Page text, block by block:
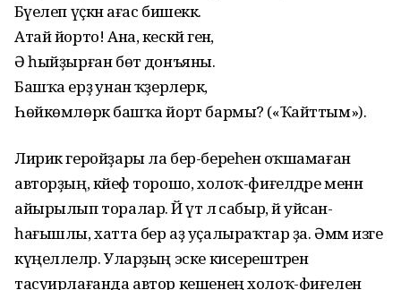
Бәүелеп үҫкән ағас бишеккә.
Атай йорто! Ана, кескәй генә,
Ә һыйҙырған бөтә донъяны.
Башҡа ерҙә унан ҡәҙерлерәк,
Һөйкөмлөрәк башҡа йорт бармы? («Ҡайттым»).
Лирик геройҙары ла бер-береһенә оҡшамаған
авторҙың, кәйеф торошо, холоҡ-фиғелдәре менән
айырылып торалар. Йә үтә лә сабыр, йә уйсан-
һағышлы, хатта бер аҙ уҫалыраҡтар ҙа. Әммә изге
күңеллеләр. Уларҙың эске кисерештәрен
тасуирлағанда автор кешенең холоҡ-фиғелен